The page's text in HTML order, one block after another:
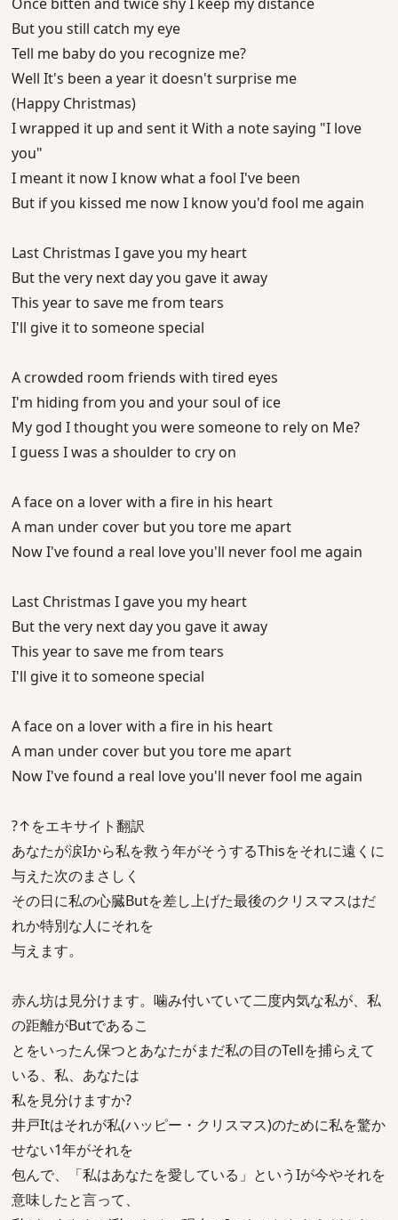
But you still catch my eye
Tell me baby do you recognize me?
Well It's been a year it doesn't surprise me
(Happy Christmas)
I wrapped it up and sent it With a note saying "I love
you"
I meant it now I know what a fool I've been
But if you kissed me now I know you'd fool me again
Last Christmas I gave you my heart
But the very next day you gave it away
This year to save me from tears
I'll give it to someone special
A crowded room friends with tired eyes
I'm hiding from you and your soul of ice
My god I thought you were someone to rely on Me?
I guess I was a shoulder to cry on
A face on a lover with a fire in his heart
A man under cover but you tore me apart
Now I've found a real love you'll never fool me again
Last Christmas I gave you my heart
But the very next day you gave it away
This year to save me from tears
I'll give it to someone special
A face on a lover with a fire in his heart
A man under cover but you tore me apart
Now I've found a real love you'll never fool me again
?↑をエキサイト翻訳
あなたが涙Iから私を救う年がそうするThisをそれに遠くに
与えた次のまさしく
その日に私の心臓Butを差し上げた最後のクリスマスはだ
れか特別な人にそれを
与えます。
赤ん坊は見分けます。噛み付いていて二度内気な私が、私
の距離がButであるこ
とをいったん保つとあなたがまだ私の目のTellを捕らえて
いる、私、あなたは
私を見分けますか?
井戸Itはそれが私(ハッピー・クリスマス)のために私を驚か
せない1年がそれを
包んで、「私はあなたを愛している」というIが今やそれを
意味したと言って、